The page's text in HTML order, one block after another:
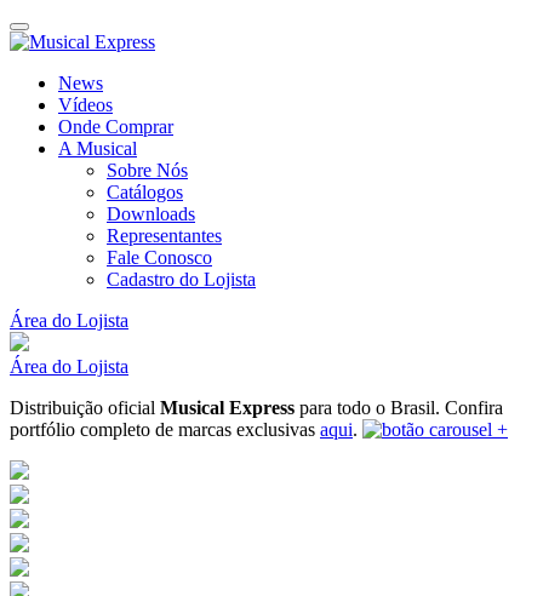
News
Vídeos
Onde Comprar
A Musical
Sobre Nós
Catálogos
Downloads
Representantes
Fale Conosco
Cadastro do Lojista
Área do Lojista
Área do Lojista
Distribuição oficial Musical Express para todo o Brasil. Confira
portfólio completo de marcas exclusivas aqui.